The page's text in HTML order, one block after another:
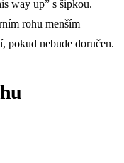
way up” s šipkou.
rohu menším
pokud nebude doručen.